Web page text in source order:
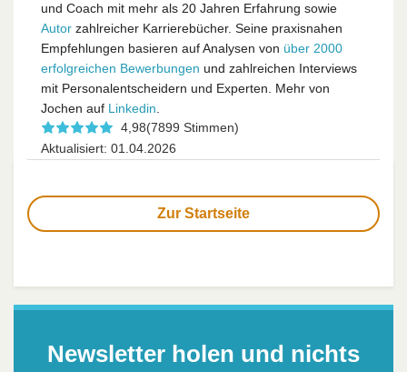
und Coach mit mehr als 20 Jahren Erfahrung sowie
Autor zahlreicher Karrierebücher. Seine praxisnahen
Empfehlungen basieren auf Analysen von über 2000
erfolgreichen Bewerbungen und zahlreichen Interviews
mit Personalentscheidern und Experten. Mehr von
Jochen auf Linkedin.
4,98(7899 Stimmen)
Aktualisiert: 01.04.2026
Zur Startseite
Newsletter holen und nichts